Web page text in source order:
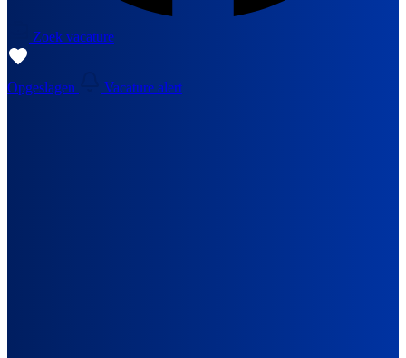
Zoek vacature
Opgeslagen Vacature alert